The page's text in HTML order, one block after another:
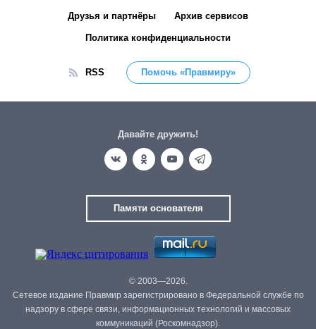
Друзья и партнёры Архив сервисов
Политика конфиденциальности
RSS Помочь «Правмиру»
Давайте дружить!
Памяти основателя
© 2003—2026.
Сетевое издание Правмир зарегистрировано в Федеральной службе по
надзору в сфере связи, информационных технологий и массовых
коммуникаций (Роскомнадзор).